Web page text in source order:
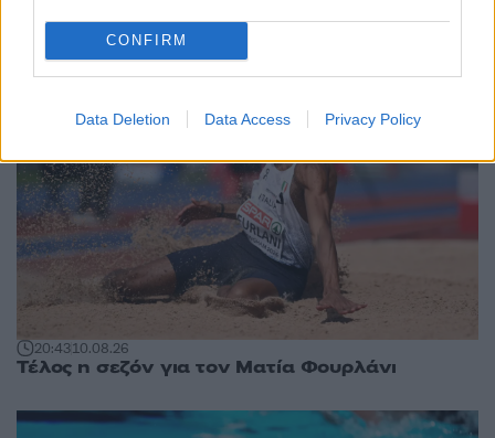
CONFIRM
Data Deletion Data Access Privacy Policy
20:4310.08.26
Τέλος η σεζόν για τον Ματία Φουρλάνι